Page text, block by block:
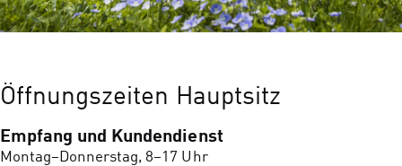
Öffnungszeiten Hauptsitz
Empfang und Kundendienst
Montag–Donnerstag, 8–17 Uhr